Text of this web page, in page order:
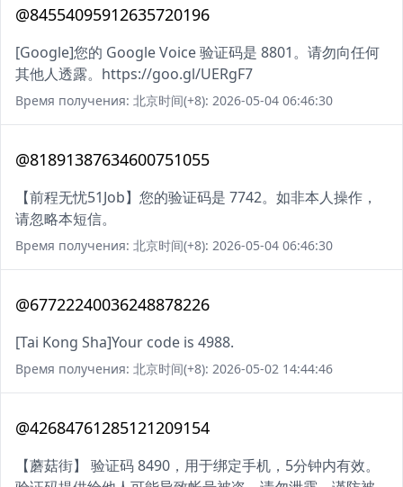
@84554095912635720196
[Google]您的 Google Voice 验证码是 8801。请勿向任何
其他人透露。https://goo.gl/UERgF7
Время получения: 北京时间(+8): 2026-05-04 06:46:30
@81891387634600751055
【前程无忧51Job】您的验证码是 7742。如非本人操作，
请忽略本短信。
Время получения: 北京时间(+8): 2026-05-04 06:46:30
@67722240036248878226
[Tai Kong Sha]Your code is 4988.
Время получения: 北京时间(+8): 2026-05-02 14:44:46
@42684761285121209154
【蘑菇街】 验证码 8490，用于绑定手机，5分钟内有效。